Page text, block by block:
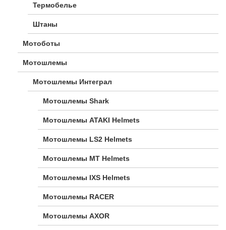
Термобелье
Штаны
Мотоботы
Мотошлемы
Мотошлемы Интеграл
Мотошлемы Shark
Мотошлемы ATAKI Helmets
Мотошлемы LS2 Helmets
Мотошлемы MT Helmets
Мотошлемы IXS Helmets
Мотошлемы RACER
Мотошлемы AXOR